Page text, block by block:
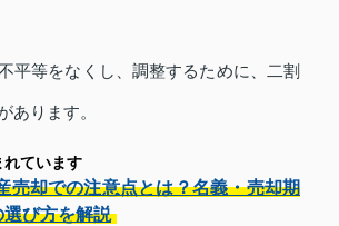
平等をなくし、調整するために、二割
あります。
ています
売却での注意点とは？名義・売却期
び方を解説